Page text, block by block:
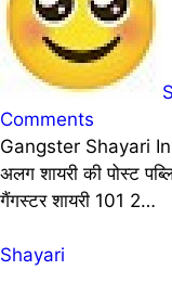
Comments
Gangster Shayari In Hindi: हमारी वेबसाइट पर अभी तक कई अलग
अलग शायरी की पोस्ट
गैंगस्टर शायरी 101 2…
Shayari